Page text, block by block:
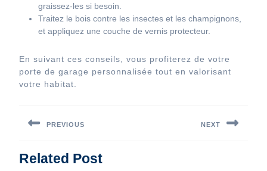
graissez-les si besoin.
Traitez le bois contre les insectes et les champignons,
et appliquez une couche de vernis protecteur.
En suivant ces conseils, vous profiterez de votre
porte de garage personnalisée tout en valorisant
votre habitat.
de
PREVIOUS
post:
NEXT
Related Post